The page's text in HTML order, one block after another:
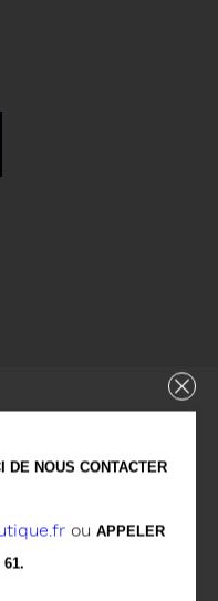
DE NOUS CONTACTER
ou APPELER
61.
au mascarpone,
au lait